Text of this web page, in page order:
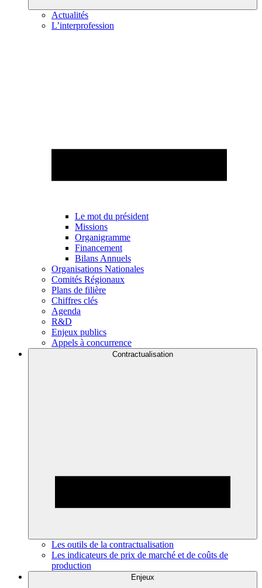
Actualités
L’interprofession
Le mot du président
Missions
Organigramme
Financement
Bilans Annuels
Organisations Nationales
Comités Régionaux
Plans de filière
Chiffres clés
Agenda
R&D
Enjeux publics
Appels à concurrence
Contractualisation
Les outils de la contractualisation
Les indicateurs de prix de marché et de coûts de
production
Enjeux